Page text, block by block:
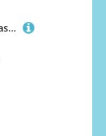
Hasbro Elite 2.0 Volt SD-1 Blaster – 6 Hasbro Darts, Ziel-Lichtstrahl, 2-Dart Aufbewahrung, 2 Tactical Rail Steckschienen, E9952, Standard, Standard